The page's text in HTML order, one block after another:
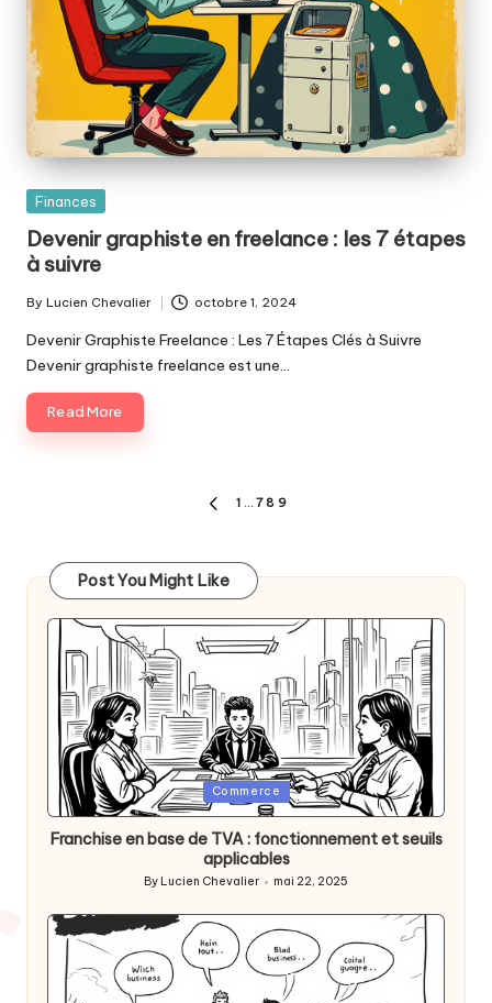
Posted
Finances
Devenir graphiste en freelance : les 7 étapes
à suivre
Posted
by
By Lucien Chevalier octobre 1, 2024
Devenir Graphiste Freelance : Les 7 Étapes Clés à Suivre
Devenir graphiste freelance est une…
Read More
publications
PREVIOUS
1 … 7 8 9
Post You Might Like
Posted
in
Commerce
Franchise en base de TVA : fonctionnement et seuils
applicables
Posted
By Lucien Chevalier mai 22, 2025